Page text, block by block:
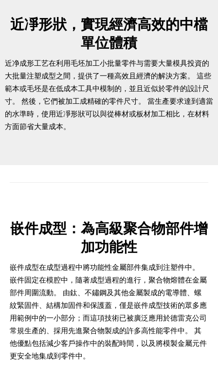
近凈形狀，實現經濟高效的中檔
單位體積
近净成形工艺在利用毛坯加工小批量零件与需要大量模具投資的
大批量注塑成型之間，提供了一種高效且經濟的解決方案。 這些
範本或毛坯是在低成本工具中模制的，並且近似於零件的設計尺
寸。 然後，它們被加工成精確的零件尺寸。 當生產要求達到適當
的水準時，使用近凈形狀可以與從棒材或板材加工相比，在材料
方面節省大量成本。
嵌件成型：為高級聚合物部件增
加功能性
嵌件成型在成型過程中將功能性金屬部件集成到注塑件中。
嵌件固定在模腔中，隨著成型過程的進行，聚合物熔體在金屬
部件周圍流動。 由鈦、不鏽鋼及其他金屬製成的電導體、螺
紋緊固件、結構加固件和保護蓋，僅是嵌件成型技術的眾多應
用範例中的一小部分；而這項技術已被廣泛應用於德雷克公司
常規生產的、採用先進聚合物製成的許多高性能零件中。 其
他優點包括減少客戶操作中的裝配時間，以及將模製金屬元件
更安全地集成到零件中。